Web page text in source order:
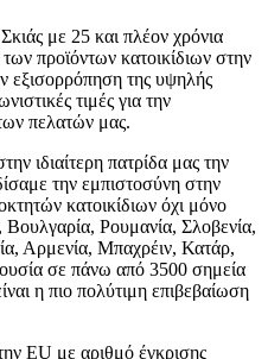
με 25 και πλέον χρόνια
προϊόντων κατοικίδιων στην
εξισορρόπηση της υψηλής
τιμές για την
πελατών μας.
ιδιαίτερη πατρίδα μας την
την εμπιστοσύνη στην
κατοικίδιων όχι μόνο
Ρουμανία, Σλοβενία,
Αρμενία, Μπαχρέιν, Κατάρ,
σε πάνω από 3500 σημεία
η πιο πολύτιμη επιβεβαίωση
EU με αριθμό έγκρισης